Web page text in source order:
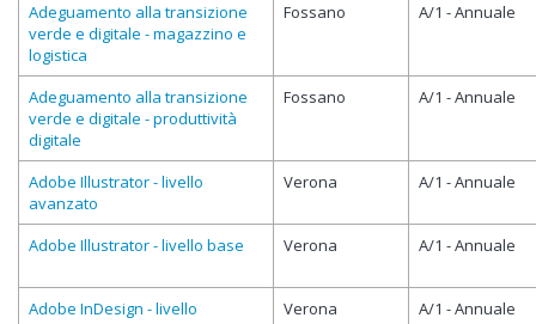
Adeguamento alla transizione
verde e digitale - magazzino e
logistica
Fossano A/1 - Annuale
Adeguamento alla transizione
verde e digitale - produttività
digitale
Fossano A/1 - Annuale
Adobe Illustrator - livello
avanzato
Verona A/1 - Annuale
Adobe Illustrator - livello base Verona A/1 - Annuale
Adobe InDesign - livello
Verona A/1 - Annuale